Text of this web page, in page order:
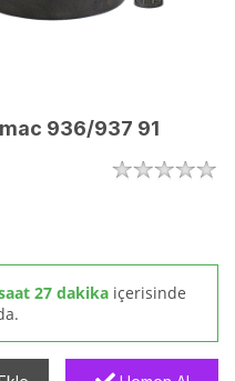
936/937 91
27 dakika içerisinde